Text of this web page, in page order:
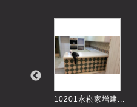
10201永崧家增建...